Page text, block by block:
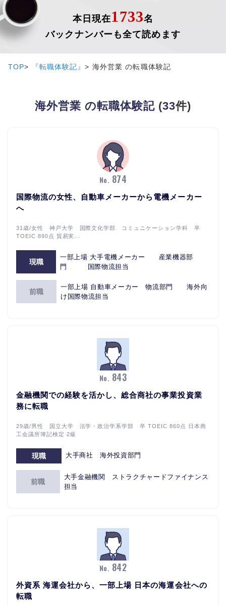
本日現在1733名
バックナンバーも全て読めます
TOP 『転職体験記』 海外営業 の転職体験記
海外営業 の転職体験記 (33件)
No. 874
国際物流の女性、自動車メーカーから電機メーカー
へ
31歳/女性 神戸大学 国際文化学部 コミュニケーション学科 卒
TOEIC 890点 貿易実...
現職
一部上場 大手電機メーカー 産業機器部
門 国際物流担当
前職
一部上場 自動車メーカー 物流部門 海外向
け国際物流担当
No. 843
金融機関での経験を活かし、総合商社の事業投資業
務に転職
29歳/男性 国立大学 法学・政治学系学部 卒 TOEIC 860点 日本商
工会議所簿記検定 2級
現職 大手商社 海外投資部門
前職
大手金融機関 ストラクチャードファイナンス
担当
No. 842
外資系 海運会社から、一部上場 日本の海運会社への
転職